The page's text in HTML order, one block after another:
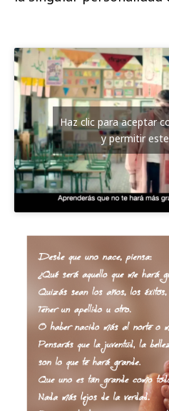
Haz clic para aceptar
y permitir